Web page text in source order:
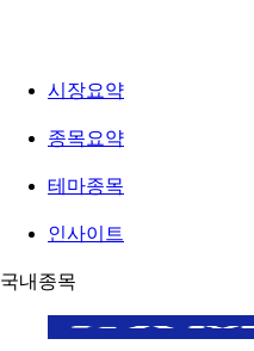
시장요약
종목요약
테마종목
인사이트
국내종목